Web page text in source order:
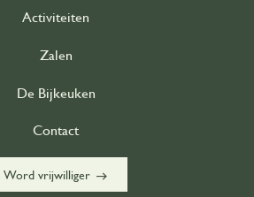
Activiteiten
Zalen
De Bijkeuken
Contact
Word vrijwilliger east